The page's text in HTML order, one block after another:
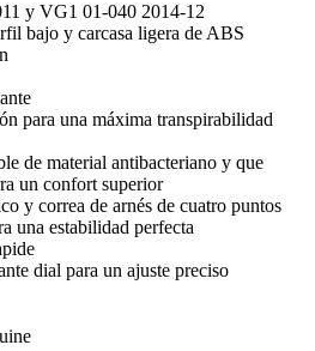
y VG1 01-040 2014-12
bajo y carcasa ligera de ABS
para una máxima transpirabilidad
de material antibacteriano y que
un confort superior
y correa de arnés de cuatro puntos
una estabilidad perfecta
dial para un ajuste preciso